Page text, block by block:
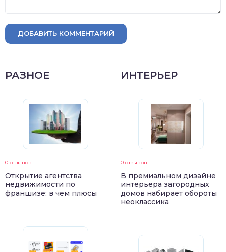
ДОБАВИТЬ КОММЕНТАРИЙ
РАЗНОЕ
0 отзывов
Открытие агентства
недвижимости по
франшизе: в чем плюсы
ИНТЕРЬЕР
0 отзывов
В премиальном дизайне
интерьера загородных
домов набирает обороты
неоклассика